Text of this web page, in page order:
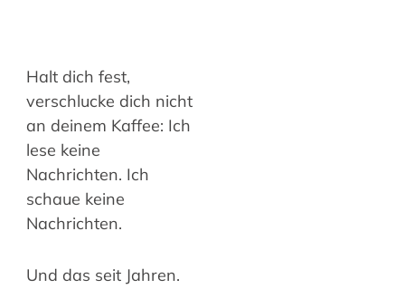
Halt dich fest,
verschlucke dich nicht
an deinem Kaffee: Ich
lese keine
Nachrichten. Ich
schaue keine
Nachrichten.
Und das seit Jahren.